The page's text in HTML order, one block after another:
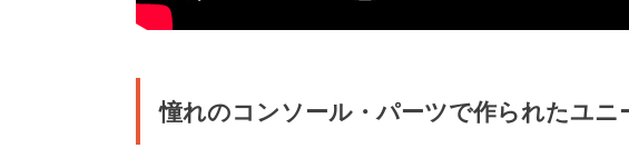
憧れのコンソール・パーツで作られたユニ